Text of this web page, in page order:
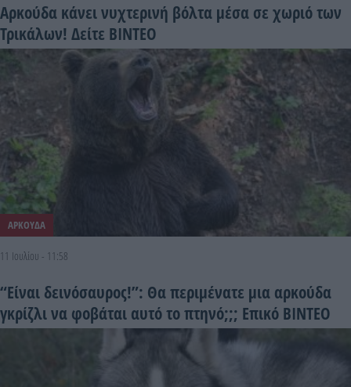
Αρκούδα κάνει νυχτερινή βόλτα μέσα σε χωριό των
Τρικάλων! Δείτε ΒΙΝΤΕΟ
ΑΡΚΟΥΔΑ
11 Ιουλίου - 11:58
“Είναι δεινόσαυρος!”: Θα περιμένατε μια αρκούδα
γκρίζλι να φοβάται αυτό το πτηνό;;; Επικό ΒΙΝΤΕΟ